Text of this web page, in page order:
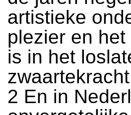
artistieke
plezier en
is in het
2 En in